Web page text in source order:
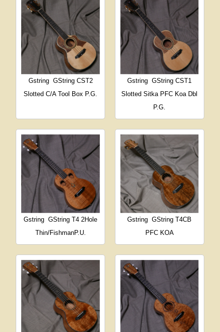
Gstring GString CST2
Slotted C/A Tool Box P.G.
Gstring GString CST1
Slotted Sitka PFC Koa Dbl
P.G.
Gstring GString T4 2Hole
Thin/FishmanP.U.
Gstring GString T4CB
PFC KOA